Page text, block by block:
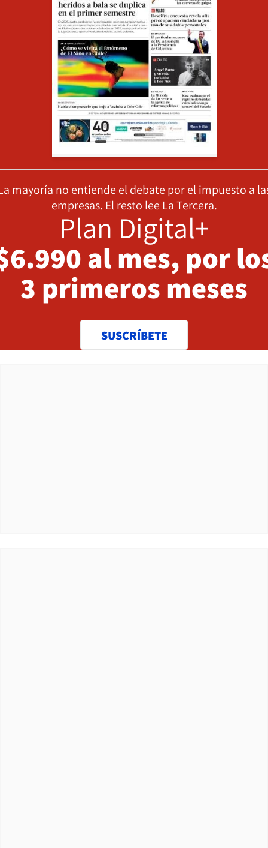
mayoría no entiende el debate por el impuesto a
empresas. El resto lee La Tercera.
Plan Digital+
al mes, por
3 primeros meses
SUSCRÍBETE